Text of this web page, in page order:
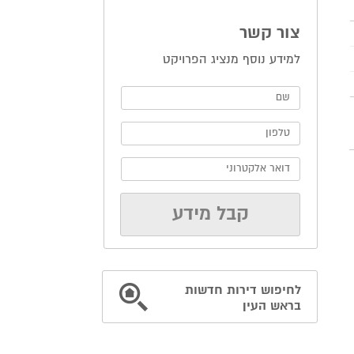
צור קשר
למידע נוסף מנציג הפרויקט
לחיפוש דירות חדשות
בראש העין